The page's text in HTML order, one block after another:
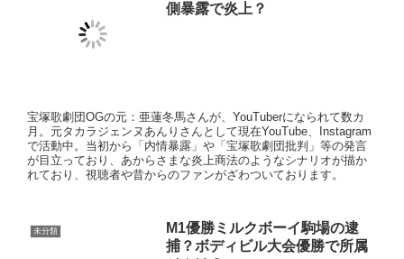
宝塚歌劇団OGの元：亜蓮冬馬さんが、YouTuberになられて数カ
月。元タカラジェンヌあんりさんとして現在YouTube、Instagram
未分類
M1優勝ミルクボーイ駒場の逮
捕？ボディビル大会優勝で所属
ジムは？
まり知られていないと思いますし、駒場さんと検索すると「駒
場 逮捕」が出る事の真意について今回は徹底的に調査をしてい